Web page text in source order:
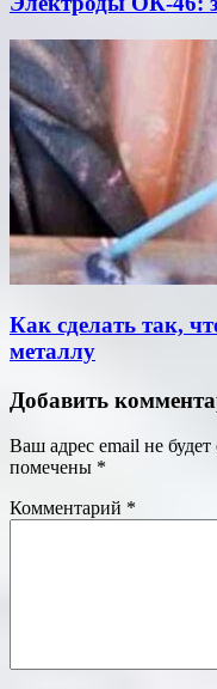
Как сделать так,
металлу
Добавить
Ваш адрес email не
помечены *
Комментарий *